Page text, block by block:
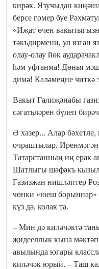
кирәк. Язучыдан
берсе гомер буе
«Иҗат өчен
тәкъдирмени, ул
олау-олау йөк
һәм уфтанма! Дөнья
димә! Каләмеңне читкә
Вакыт Галиҗәнабы
сәгатьләрен бүлеп
Ә хәзер... Алар
очраштылар.
Татарстанның иң ерак
Шатлыгы шәфәкъ
Газизҗан нишләптер
чөнки «юеш борыннар»
күз дә, колак та.
– Мин дә киләчәктә
җидееллык кына
авылында югары
киләчәк юрый. – Таш